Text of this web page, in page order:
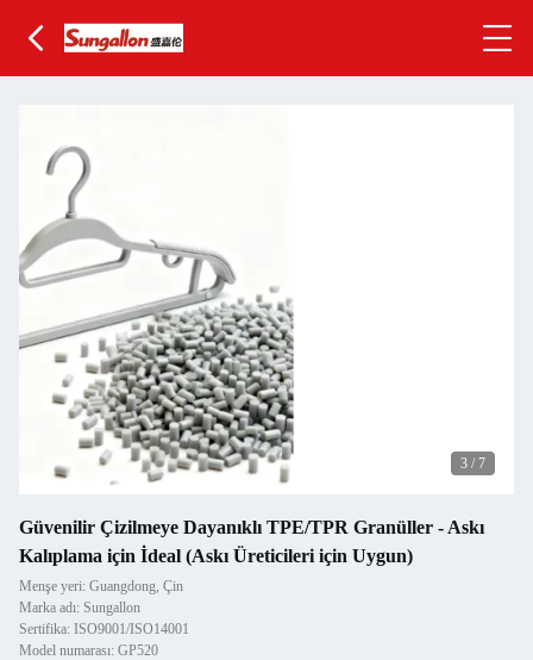
3 / 7
Güvenilir Çizilmeye Dayanıklı TPE/TPR Granüller - Askı
Kalıplama için İdeal (Askı Üreticileri için Uygun)
Menşe yeri: Guangdong, Çin
Marka adı: Sungallon
Sertifika: ISO9001/ISO14001
Model numarası: GP520